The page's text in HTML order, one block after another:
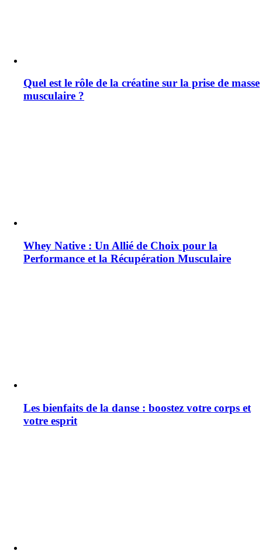
Quel est le rôle de la créatine sur la prise de masse
musculaire ?
Whey Native : Un Allié de Choix pour la
Performance et la Récupération Musculaire
Les bienfaits de la danse : boostez votre corps et
votre esprit